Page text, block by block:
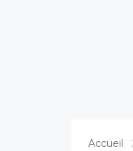
Accueil